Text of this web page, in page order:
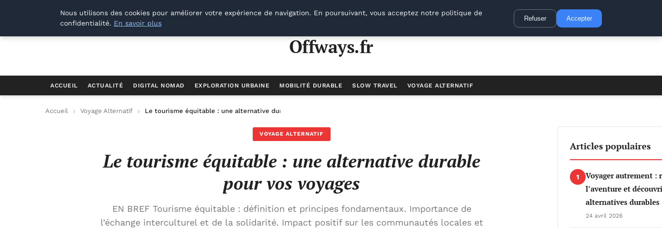
Offways.fr
Offways.fr
ACCUEIL ACTUALITÉ DIGITAL NOMAD EXPLORATION URBAINE MOBILITÉ DURABLE SLOW TRAVEL VOYAGE ALTERNATIF
Accueil Voyage Alternatif Le tourisme équitable : une alternative durable pour vos voyages
VOYAGE ALTERNATIF
Le tourisme équitable : une alternative durable
pour vos voyages
EN BREF Tourisme équitable : définition et principes fondamentaux. Importance de
l’échange interculturel et de la solidarité. Impact positif sur les communautés locales et
Articles populaires
1
Voyager autrement :
l’aventure et
alternatives durables
24 avril 2026
Nous utilisons des cookies pour améliorer votre expérience de navigation. En poursuivant, vous acceptez notre politique de
confidentialité. En savoir plus
Refuser Accepter